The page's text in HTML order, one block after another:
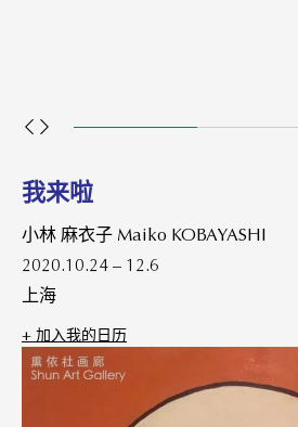
我来啦
小林 麻衣子 Maiko KOBAYASHI
2020.10.24 – 12.6
上海
+ 加⼊我的⽇历